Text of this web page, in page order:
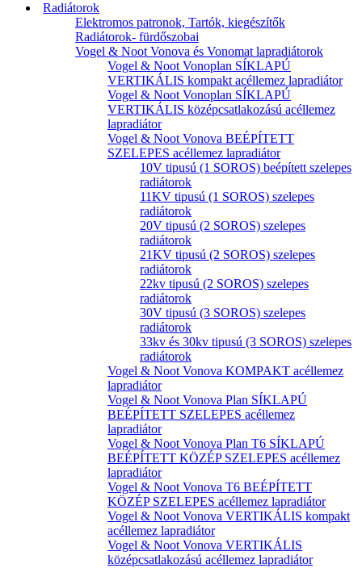
Radiátorok
Elektromos patronok, Tartók, kiegészítők
Radiátorok- fürdőszobai
Vogel & Noot Vonova és Vonomat lapradiátorok
Vogel & Noot Vonoplan SÍKLAPÚ
VERTIKÁLIS kompakt acéllemez lapradiátor
Vogel & Noot Vonoplan SÍKLAPÚ
VERTIKÁLIS középcsatlakozású acéllemez
lapradiátor
Vogel & Noot Vonova BEÉPÍTETT
SZELEPES acéllemez lapradiátor
10V tipusú (1 SOROS) beépített szelepes
radiátorok
11KV tipusú (1 SOROS) szelepes
radiátorok
20V tipusú (2 SOROS) szelepes
radiátorok
21KV tipusú (2 SOROS) szelepes
radiátorok
22kv tipusú (2 SOROS) szelepes
radiátorok
30V tipusú (3 SOROS) szelepes
radiátorok
33kv és 30kv tipusú (3 SOROS) szelepes
radiátorok
Vogel & Noot Vonova KOMPAKT acéllemez
lapradiátor
Vogel & Noot Vonova Plan SÍKLAPÚ
BEÉPÍTETT SZELEPES acéllemez
lapradiátor
Vogel & Noot Vonova Plan T6 SÍKLAPÚ
BEÉPÍTETT KÖZÉP SZELEPES acéllemez
lapradiátor
Vogel & Noot Vonova T6 BEÉPÍTETT
KÖZÉP SZELEPES acéllemez lapradiátor
Vogel & Noot Vonova VERTIKÁLIS kompakt
acéllemez lapradiátor
Vogel & Noot Vonova VERTIKÁLIS
középcsatlakozású acéllemez lapradiátor